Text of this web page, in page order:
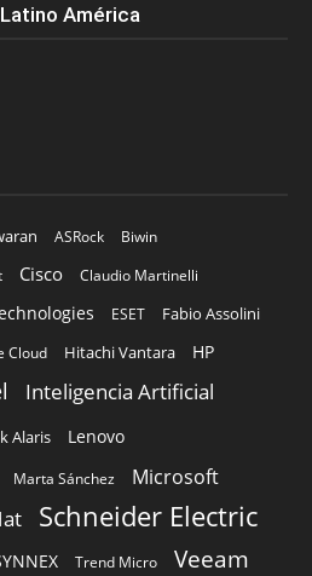
América
ASRock
Biwin
Cisco
Claudio Martinelli
ESET Fabio Assolini
Cloud Hitachi Vantara HP
Inteligencia Artificial
Alaris Lenovo
Marta Sánchez
Microsoft
Schneider Electric
Trend Micro Veeam